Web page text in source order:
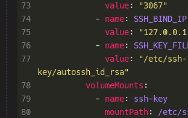
73
value:
"3067"
74
            -
name: SSH_BIND_IP
75
value:
76
            -
name:
77
value:
"/etc/ssh-
key/autossh_id_rsa"
78
volumeMounts
79
            -
name: ssh-key
80
mountPath: /etc/